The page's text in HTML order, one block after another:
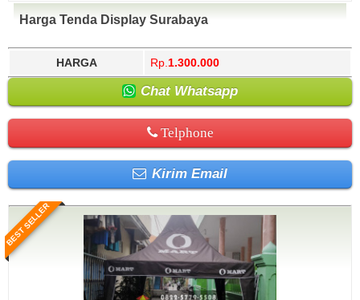
Harga Tenda Display Surabaya
HARGA Rp. 1.300.000
Chat Whatsapp
Telphone
Kirim Email
BEST SELLER